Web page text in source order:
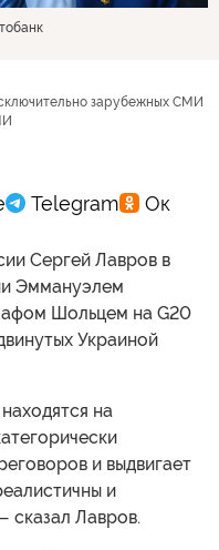
зарубежных СМИ
Сергей Лавров в
Эммануэлем
Шольцем на G20
Украиной
на
и выдвигает
и
сказал Лавров.